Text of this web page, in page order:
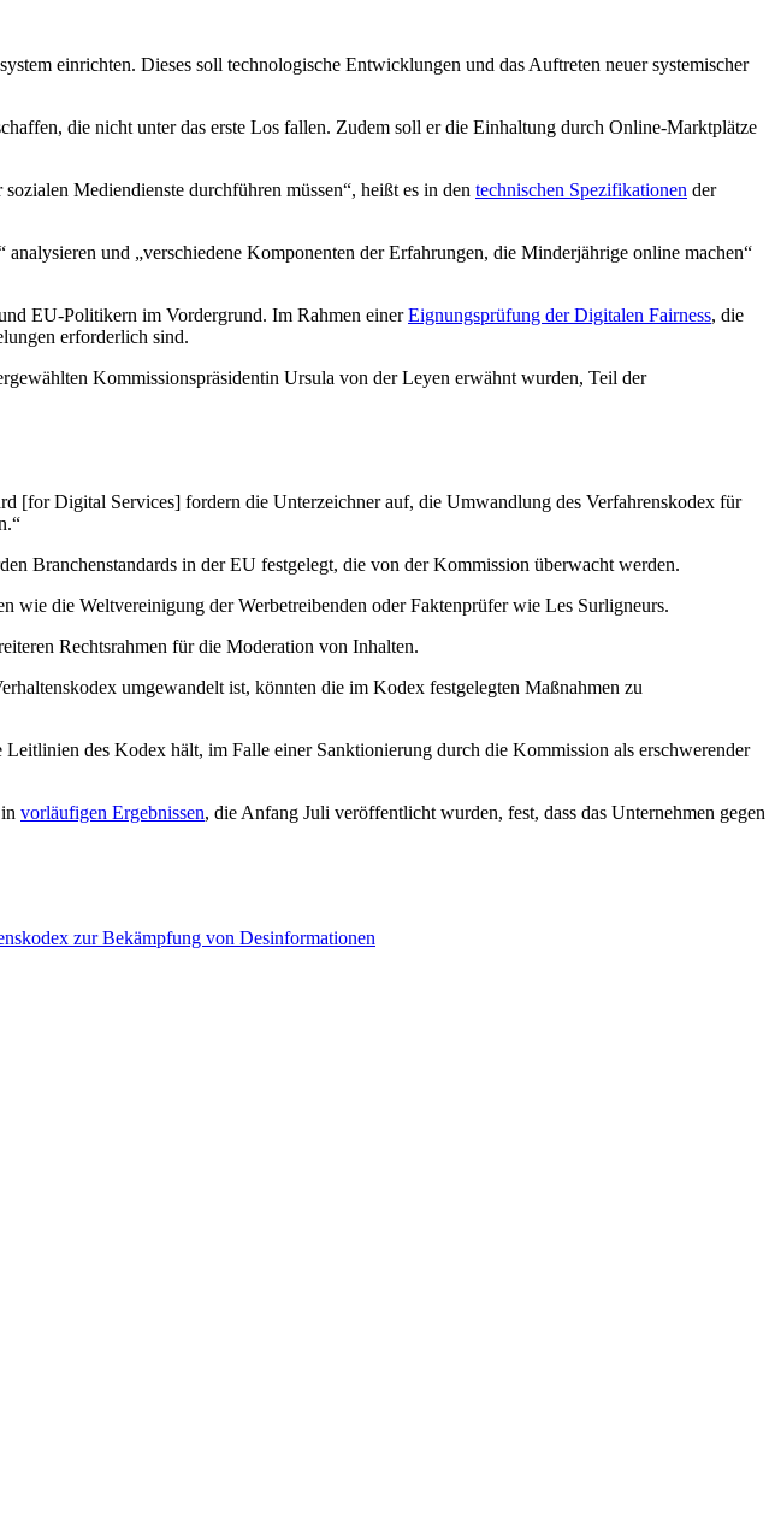
einrichten. Dieses soll technologische Entwicklungen und das Auftreten neuer systemischer
die nicht unter das erste Los fallen. Zudem soll er die Einhaltung durch Online-Marktplätze
Mediendienste durchführen müssen“, heißt es in den technischen Spezifikationen der
und „verschiedene Komponenten der Erfahrungen, die Minderjährige online machen“
EU-Politikern im Vordergrund. Im Rahmen einerEignungsprüfung der Digitalen Fairness, die
erforderlich sind.
Kommissionspräsidentin Ursula von der Leyen erwähnt wurden, Teil der
[for Digital Services] fordern die Unterzeichner auf, die Umwandlung des Verfahrenskodex für
Branchenstandards in der EU festgelegt, die von der Kommission überwacht werden.
die Weltvereinigung der Werbetreibenden oder Faktenprüfer wie Les Surligneurs.
Rechtsrahmen für die Moderation von Inhalten.
umgewandelt ist, könnten die im Kodex festgelegten Maßnahmen zu
des Kodex hält, im Falle einer Sanktionierung durch die Kommission als erschwerender
vorläufigen Ergebnissen, die Anfang Juli veröffentlicht wurden, fest, dass das Unternehmen gegen
zur Bekämpfung von Desinformationen